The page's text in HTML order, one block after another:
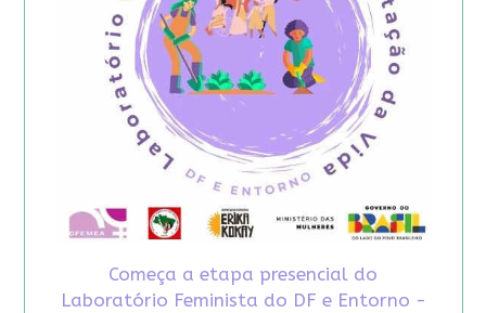
Começa a etapa presencial do
Laboratório Feminista do DF e Entorno -